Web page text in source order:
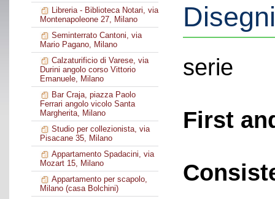
Libreria - Biblioteca Notari, via
Montenapoleone 27, Milano
Seminterrato Cantoni, via
Mario Pagano, Milano
Calzaturificio di Varese, via
Durini angolo corso Vittorio
Emanuele, Milano
Bar Craja, piazza Paolo
Ferrari angolo vicolo Santa
Margherita, Milano
Studio per collezionista, via
Pisacane 35, Milano
Appartamento Spadacini, via
Mozart 15, Milano
Appartamento per scapolo,
Milano (casa Bolchini)
serie
First